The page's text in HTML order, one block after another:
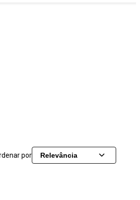
por Relevância